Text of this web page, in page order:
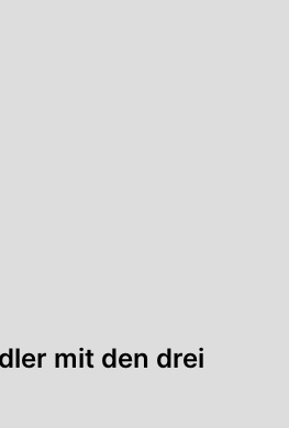
mit den drei